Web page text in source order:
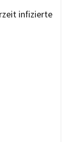
infizierte